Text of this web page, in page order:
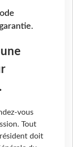
vous
Tout
doit